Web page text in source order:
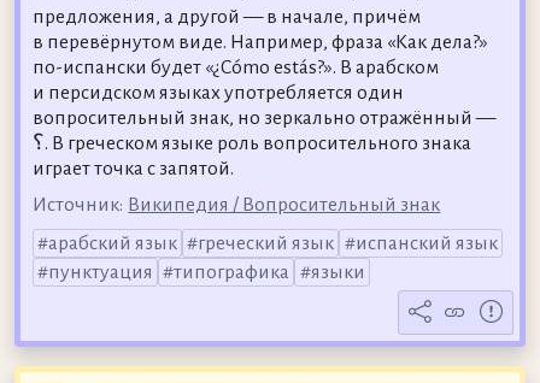
предложения, а другой — в начале, причём
в перевёрнутом виде. Например, фраза «Как дела?»
по-испански будет «¿Cómo estás?». В арабском
и персидском языках употребляется один
вопросительный знак, но зеркально отражённый —
؟. В греческом языке роль вопросительного знака
играет точка с запятой.
Источник: Википедия / Вопросительный знак
арабский язык
греческий язык
испанский язык
пунктуация
типографика языки